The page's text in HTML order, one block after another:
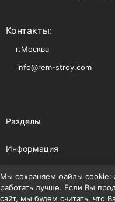
Контакты:
г.Москва
info@rem-stroy.com
Разделы
Информация
Помощь
Мы сохраняем файлы cookie:
работать лучше. Если Вы
сайт, мы будем считать, что